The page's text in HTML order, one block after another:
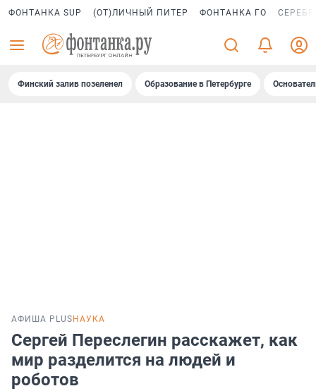
ФОНТАНКА SUP (ОТ)ЛИЧНЫЙ ПИТЕР ФОНТАНКА ГО
Финский залив позеленел Образование в Петербурге
АФИША PLUS НАУКА
Сергей Переслегин расскажет, как
мир разделится на людей и
роботов